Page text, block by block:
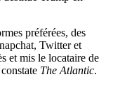
préférées, des
Twitter et
et mis le locataire de
The Atlantic.